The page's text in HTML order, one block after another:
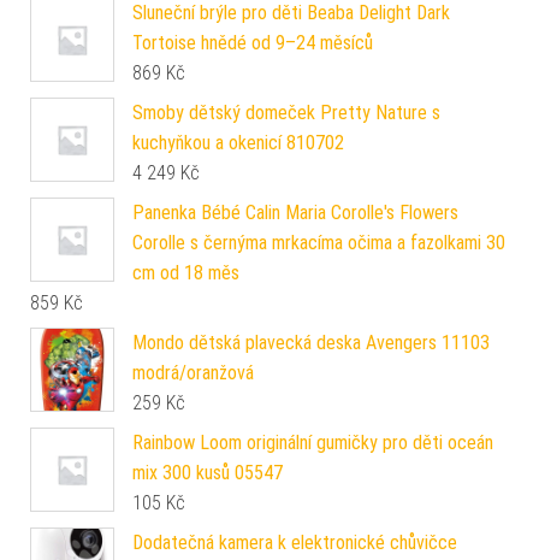
Sluneční brýle pro děti Beaba Delight Dark
Tortoise hnědé od 9–24 měsíců
869 Kč
Smoby dětský domeček Pretty Nature s
kuchyňkou a okenicí 810702
4 249 Kč
Panenka Bébé Calin Maria Corolle's Flowers
Corolle s černýma mrkacíma očima a fazolkami 30
cm od 18 měs
859 Kč
Mondo dětská plavecká deska Avengers 11103
modrá/oranžová
259 Kč
Rainbow Loom originální gumičky pro děti oceán
mix 300 kusů 05547
105 Kč
Dodatečná kamera k elektronické chůvičce